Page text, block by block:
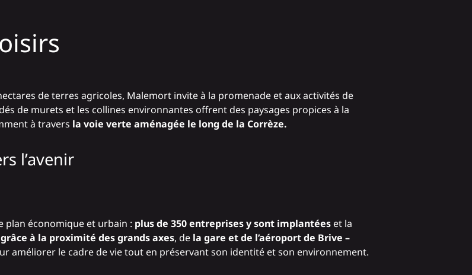
de terres agricoles, Malemort invite à la promenade et aux activités de
de murets et les collines environnantes offrent des paysages propices à la
à travers la voie verte aménagée le long de la Corrèze.
l’avenir
plan économique et urbain : plus de 350 entreprises y sont implantéeset la
à la proximité des grands axes, de la gare et de l’aéroport de Brive –
améliorer le cadre de vie tout en préservant son identité et son environnement.